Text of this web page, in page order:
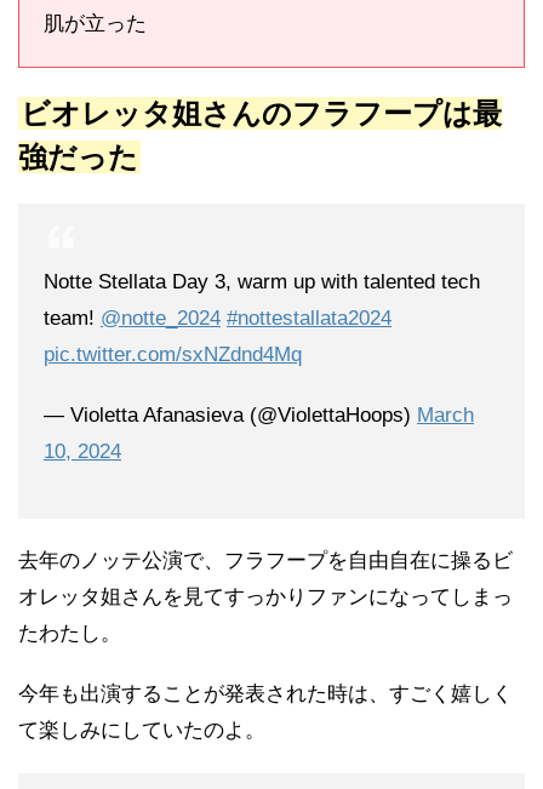
肌が立った
ビオレッタ姐さんのフラフープは最
強だった
Notte Stellata Day 3, warm up with talented tech
team! @notte_2024 #nottestallata2024
pic.twitter.com/sxNZdnd4Mq
— Violetta Afanasieva (@ViolettaHoops) March
10, 2024
去年のノッテ公演で、フラフープを自由自在に操るビ
オレッタ姐さんを見てすっかりファンになってしまっ
たわたし。
今年も出演することが発表された時は、すごく嬉しく
て楽しみにしていたのよ。